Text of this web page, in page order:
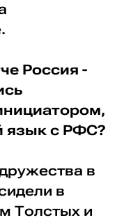
Россия -
язык с РФС?
в
в
Толстых и